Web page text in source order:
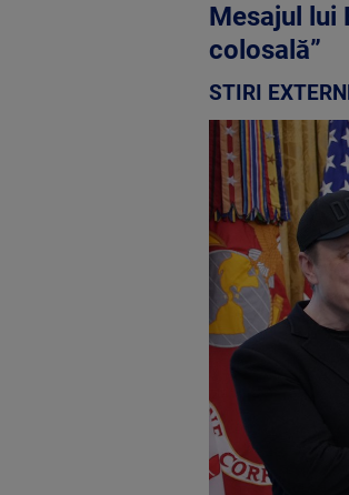
Mesajul lui
colosală”
STIRI